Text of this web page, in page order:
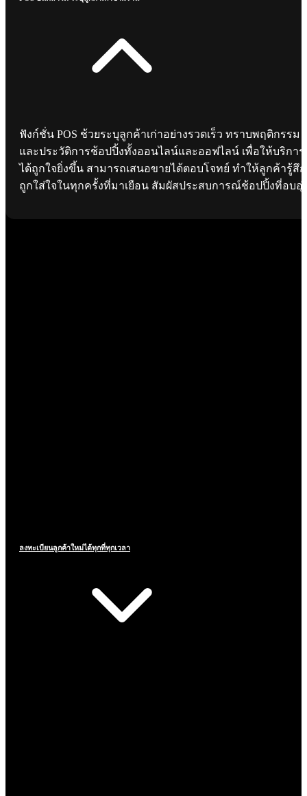
ฟังก์ชั่น POS ช้วยระบุลูกค้าเก่าอย่างรวดเร็ว ทราบพฤติกรรม
และประวัติการช้อปปิ้งทั้งออนไลน์และออฟไลน์ เพื่อให้บริการ
ได้ถูกใจยิ่งขึ้น สามารถเสนอขายได้ตอบโจทย์ ทำให้ลูกค้ารู้สึก
ถูกใส่ใจในทุกครั้งที่มาเยือน สัมผัสประสบการณ์ช้อปปิ้งที่อบอุ่
ลงทะเบียนลูกค้าใหม่ได้ทุกที่ทุกเวลา